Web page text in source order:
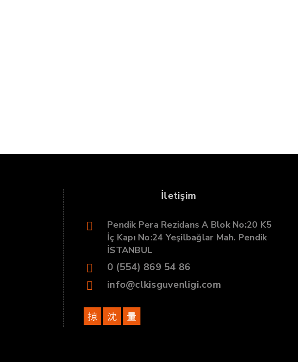
İletişim
Pendik Pera Rezidans A Blok No:20 K5
İç Kapı No:24 Yeşilbağlar Mah. Pendik
İSTANBUL
0 (554) 869 54 86
info@clkisguvenligi.com